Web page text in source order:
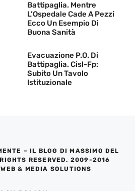
Battipaglia. Mentre
L’Ospedale Cade A Pezzi
Ecco Un Esempio Di
Buona Sanità
Evacuazione P.O. Di
Battipaglia. Cisl-Fp:
Subito Un Tavolo
Istituzionale
– IL BLOG DI MASSIMO DEL
RESERVED. 2009-2016
& MEDIA SOLUTIONS